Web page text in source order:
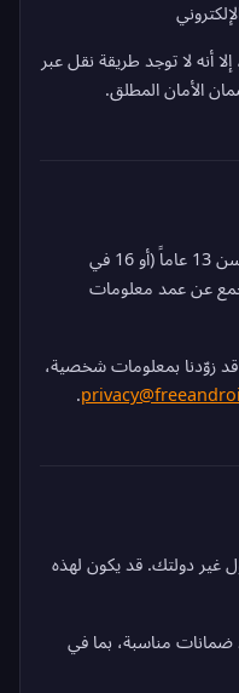
أنه لا توجد طريقة نقل عبر
خدمتنا ليست مخصصة للأطفال دون سن 13 عاماً (أو 16 في
نجمع عن عمد معلومات
قد زوّدنا بمعلومات شخصية،
.
غير دولتك. قد يكون لهذه
ضمانات مناسبة، بما في